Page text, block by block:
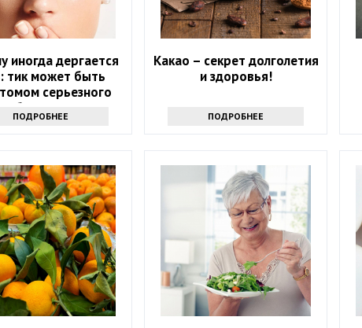
иногда дергается
тик может быть
серьезного
заболевания
ПОДРОБНЕЕ
Какао – секрет долголетия
и здоровья!
ПОДРОБНЕЕ